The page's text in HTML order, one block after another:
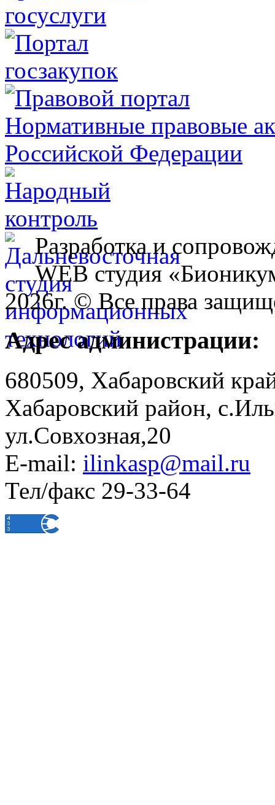
Разработка и
WEB студия
2026г. © Все права
Адрес администрации:
680509, Хабаровский
Хабаровский район,
ул.Совхозная,20
E-mail: ilinkasp@mail.ru
Тел/факс 29-33-64